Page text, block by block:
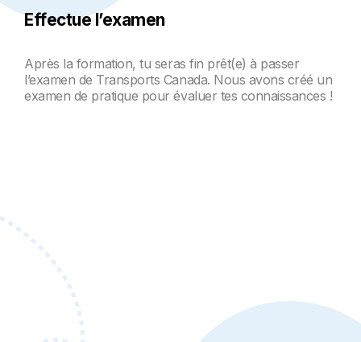
Effectue l’examen
Après la formation, tu seras fin prêt(e) à passer
l’examen de Transports Canada. Nous avons créé un
examen de pratique pour évaluer tes connaissances !